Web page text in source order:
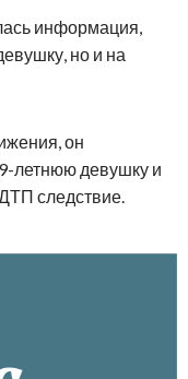
информация,
но и на
он
летнююдевушку и
следствие.